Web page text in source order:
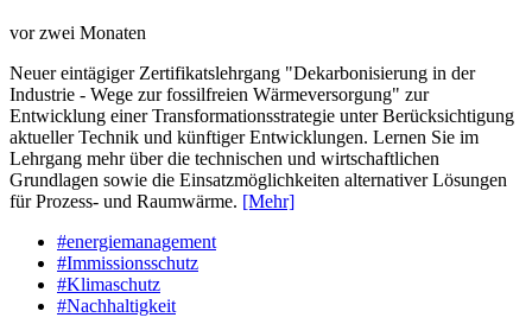
vor zwei Monaten
Neuer eintägiger Zertifikatslehrgang "Dekarbonisierung in der
Industrie - Wege zur fossilfreien Wärmeversorgung" zur
Entwicklung einer Transformationsstrategie unter Berücksichtigung
aktueller Technik und künftiger Entwicklungen. Lernen Sie im
Lehrgang mehr über die technischen und wirtschaftlichen
Grundlagen sowie die Einsatzmöglichkeiten alternativer Lösungen
für Prozess- und Raumwärme. [Mehr]
#energiemanagement
#Immissionsschutz
#Klimaschutz
#Nachhaltigkeit